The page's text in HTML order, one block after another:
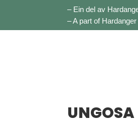
– Ein del av
– A part of
UNGOSA